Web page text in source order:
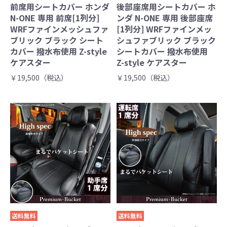
前席用シートカバー ホンダ
N-ONE 専用 前席[1列分]
WRFファインメッシュファ
ブリック ブラック シート
カバー 撥水布使用 Z-style
ケアスター
￥19,500（税込）
後部座席用シートカバー ホ
ンダ N-ONE 専用 後部座席
[1列分] WRFファインメッ
シュファブリック ブラック
シートカバー 撥水布使用
Z-style ケアスター
￥19,500（税込）
送料無料 送料無料